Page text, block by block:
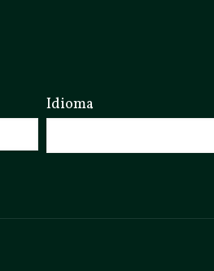
Idioma